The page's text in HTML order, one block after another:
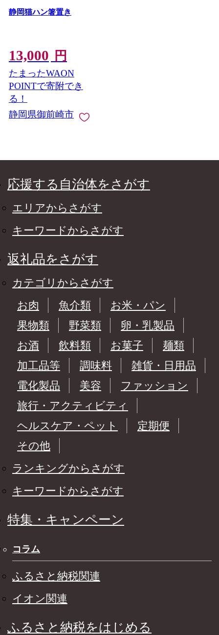
静岡猫ハン箸置き
13,000 円
たまったWAON
POINTで寄附でき
る！
静岡県御前崎市
応援する自治体をさがす
エリアからさがす
キーワードからさがす
返礼品をさがす
カテゴリからさがす
お肉
魚介類
お米・パン
果物類
野菜類
卵・乳製品
お酒
飲料類 お菓子
麺類
加工品等
調味料
雑貨・日用品
電化製品
美容
ファッション
旅行・アクティビティ
ヘルスケア・ペット
定期便
その他
ランキングからさがす
キーワードからさがす
特集・キャンペーン
コラム
ふるさと納税関連
イオン関連
ふるさと納税をはじめる